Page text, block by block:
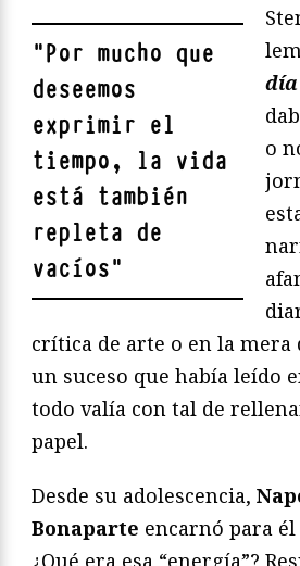
"Por mucho que
deseemos
exprimir el
tiempo, la vida
está también
repleta de
vacíos"
o
crítica de arte o en la mera
un suceso que había leído
todo valía con tal de
papel.
Desde su adolescencia,
Bonaparte encarnó para él
¿Qué era esa “energía”?